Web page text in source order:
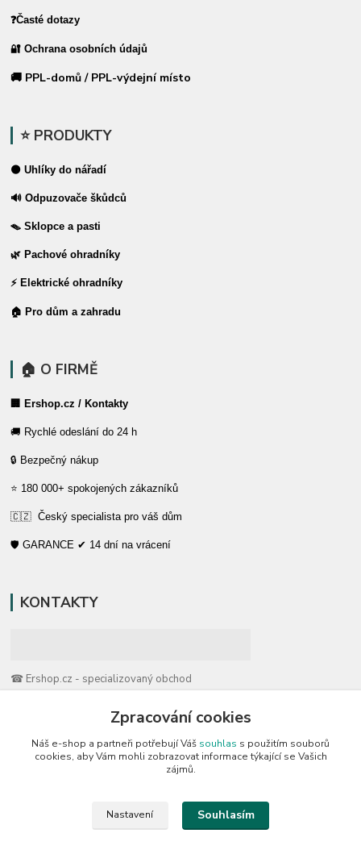
❓Časté dotazy
🔐 Ochrana osobních údajů
🚚 PPL-domů / PPL-výdejní místo
⭐ PRODUKTY
⚫ Uhlíky do nářadí
🔊 Odpuzovače škůdců
🪤 Sklopce a pasti
🌿 Pachové ohradníky
⚡ Elektrické ohradníky
🏠 Pro dům a zahradu
🏠 O FIRMĚ
🏢 Ershop.cz / Kontakty
🚚 Rychlé odeslání do 24 h
🔒 Bezpečný nákup
⭐ 180 000+ spokojených zákazníků
🇨🇿 Český specialista pro váš dům
🛡️ GARANCE ✔ 14 dní na vrácení
KONTAKTY
☎ Ershop.cz - specializovaný obchod
🛡️ Zákaznická podpora
📞 728 007 997
⏰ Po-Pá | 7:00 - 13:30 |
Zpracování cookies
Náš e-shop a partneři potřebují Váš souhlas s použitím souborů
cookies, aby Vám mohli zobrazovat informace týkající se Vašich
zájmů.
Nastavení Souhlasím